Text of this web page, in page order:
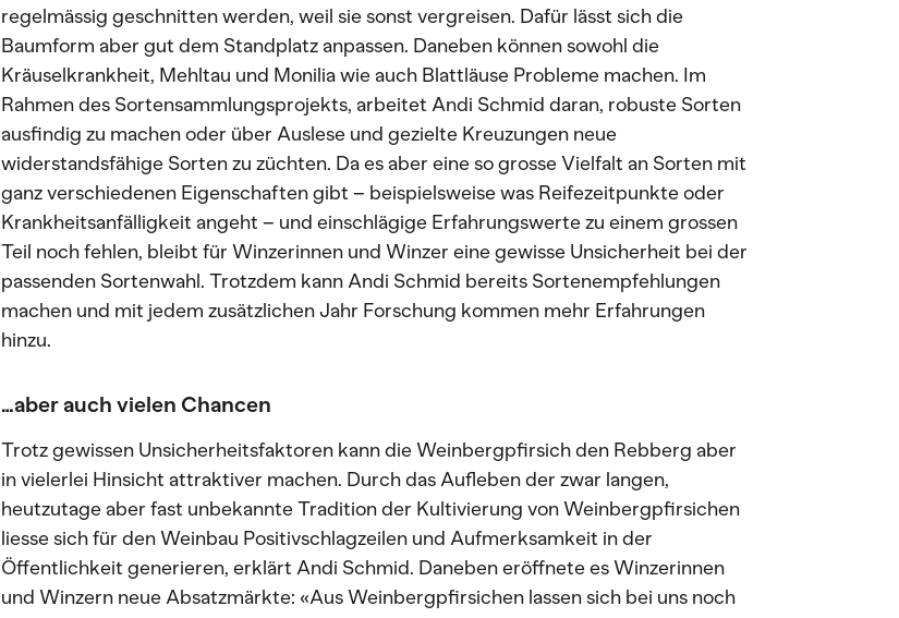
regelmässig geschnitten werden, weil sie sonst vergreisen. Dafür lässt sich die
Baumform aber gut dem Standplatz anpassen. Daneben können sowohl die
Kräuselkrankheit, Mehltau und Monilia wie auch Blattläuse Probleme machen. Im
Rahmen des Sortensammlungsprojekts, arbeitet Andi Schmid daran, robuste Sorten
ausfindig zu machen oder über Auslese und gezielte Kreuzungen neue
widerstandsfähige Sorten zu züchten. Da es aber eine so grosse Vielfalt an Sorten mit
ganz verschiedenen Eigenschaften gibt – beispielsweise was Reifezeitpunkte oder
Krankheitsanfälligkeit angeht – und einschlägige Erfahrungswerte zu einem grossen
Teil noch fehlen, bleibt für Winzerinnen und Winzer eine gewisse Unsicherheit bei der
passenden Sortenwahl. Trotzdem kann Andi Schmid bereits Sortenempfehlungen
machen und mit jedem zusätzlichen Jahr Forschung kommen mehr Erfahrungen
hinzu.
…aber auch vielen Chancen
Trotz gewissen Unsicherheitsfaktoren kann die Weinbergpfirsich den Rebberg aber
in vielerlei Hinsicht attraktiver machen. Durch das Aufleben der zwar langen,
heutzutage aber fast unbekannte Tradition der Kultivierung von Weinbergpfirsichen
liesse sich für den Weinbau Positivschlagzeilen und Aufmerksamkeit in der
Öffentlichkeit generieren, erklärt Andi Schmid. Daneben eröffnete es Winzerinnen
und Winzern neue Absatzmärkte: «Aus Weinbergpfirsichen lassen sich bei uns noch